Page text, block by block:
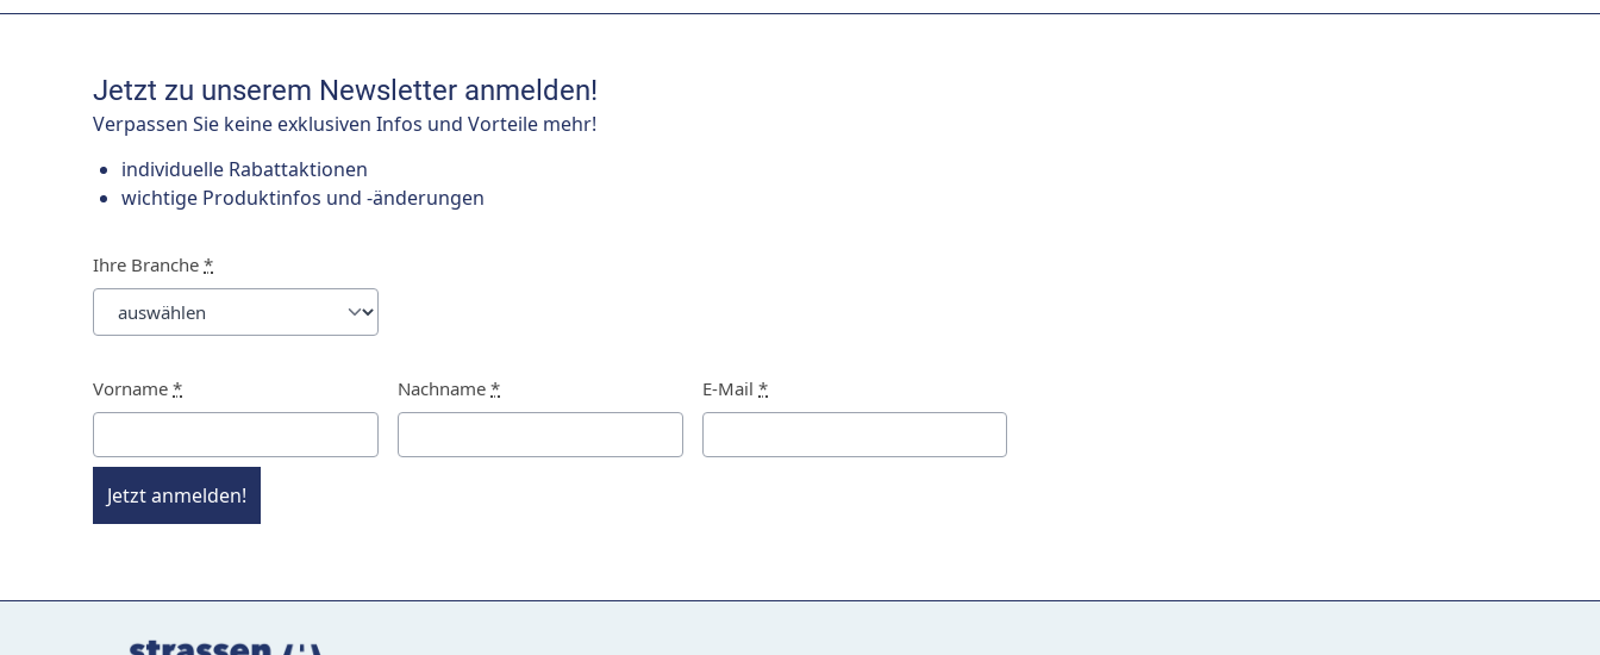
Jetzt zu unserem Newsletter anmelden!
Verpassen Sie keine exklusiven Infos und Vorteile mehr!
individuelle Rabattaktionen
wichtige Produktinfos und -änderungen
Ihre Branche *
Vorname * Nachname * E-Mail *
Jetzt anmelden!